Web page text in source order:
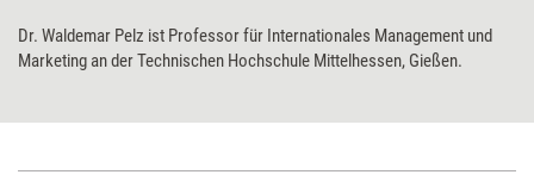
Dr. Waldemar Pelz ist Professor für Internationales Management und
Marketing an der Technischen Hochschule Mittelhessen, Gießen.